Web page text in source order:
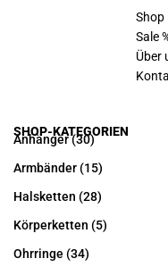
Shop
Sale
Über
SHOP-KATEGORIEN
Anhänger(30)
Armbänder (15)
Halsketten (28)
Körperketten (5)
Ohrringe (34)